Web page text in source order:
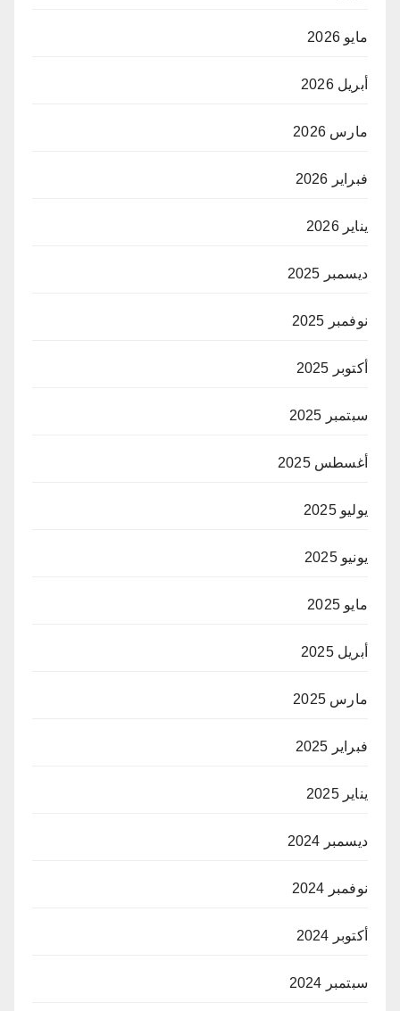
مايو 2026
أبريل 2026
مارس 2026
فبراير 2026
يناير 2026
ديسمبر 2025
نوفمبر 2025
أكتوبر 2025
سبتمبر 2025
أغسطس 2025
يوليو 2025
يونيو 2025
مايو 2025
أبريل 2025
مارس 2025
فبراير 2025
يناير 2025
ديسمبر 2024
نوفمبر 2024
أكتوبر 2024
سبتمبر 2024